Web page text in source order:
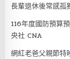
長輩退休後常感孤
116年度國防預算
央社 CNA
網紅老爸父親節